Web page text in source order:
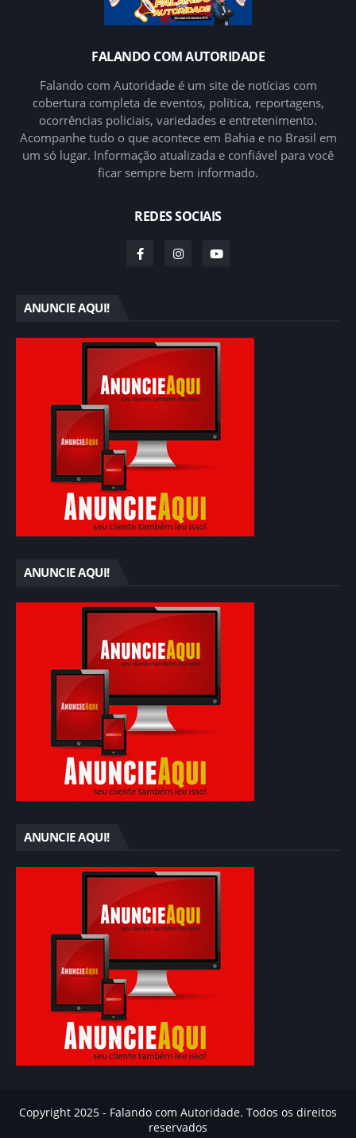
FALANDO COM AUTORIDADE
Falando com Autoridade é um site de notícias com
cobertura completa de eventos, política, reportagens,
ocorrências policiais, variedades e entretenimento.
Acompanhe tudo o que acontece em Bahia e no Brasil em
um só lugar. Informação atualizada e confiável para você
ficar sempre bem informado.
REDES SOCIAIS
ANUNCIE AQUI!
ANUNCIE AQUI!
ANUNCIE AQUI!
Copyright 2025 - Falando com Autoridade. Todos os direitos
reservados